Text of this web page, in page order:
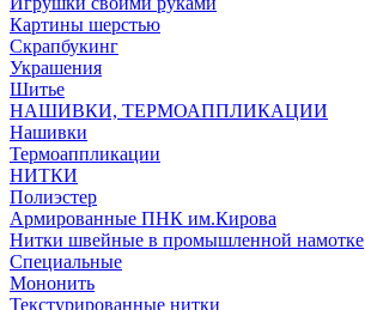
Картины шерстью
Скрапбукинг
Украшения
Шитье
НАШИВКИ, ТЕРМОАППЛИКАЦИИ
Нашивки
Термоаппликации
НИТКИ
Полиэстер
Армированные ПНК им.Кирова
Нитки швейные в промышленной намотке
Специальные
Мононить
Текстурированные нитки